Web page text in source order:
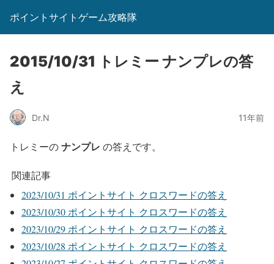
ポイントサイトゲーム攻略隊
2015/10/31 トレミー ナンプレの答
え
Dr.N 11年前
トレミーのナンプレ の答えです。
関連記事
2023/10/31 ポイントサイト クロスワードの答え
2023/10/30 ポイントサイト クロスワードの答え
2023/10/29 ポイントサイト クロスワードの答え
2023/10/28 ポイントサイト クロスワードの答え